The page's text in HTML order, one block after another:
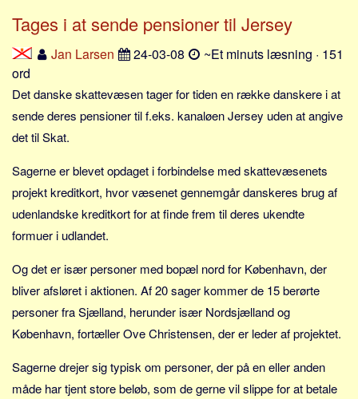
Rusland.dk
JLKM.dk
Tyrkiet
Sverige
Norge
Grækenland
USA
Bolig
Tages i at sende pensioner til Jersey
Jan Larsen 24-03-08
~Et minuts læsning · 151
ord
Det danske skattevæsen tager for tiden en række danskere i at
sende deres pensioner til f.eks. kanaløen Jersey uden at angive
det til Skat.
Sagerne er blevet opdaget i forbindelse med skattevæsenets
projekt kreditkort, hvor væsenet gennemgår danskeres brug af
udenlandske kreditkort for at finde frem til deres ukendte
formuer i udlandet.
Og det er især personer med bopæl nord for København, der
bliver afsløret i aktionen. Af 20 sager kommer de 15 berørte
personer fra Sjælland, herunder især Nordsjælland og
København, fortæller Ove Christensen, der er leder af projektet.
Sagerne drejer sig typisk om personer, der på en eller anden
måde har tjent store beløb, som de gerne vil slippe for at betale